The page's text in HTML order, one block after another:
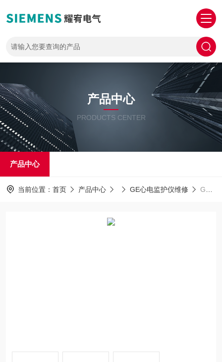
产品中心
PRODUCTS CENTER
产品中心
当前位置： 首页 产品中心 GE心电监护仪维修 GE维修电话GE心电监护仪开机无法正常启动故障修理